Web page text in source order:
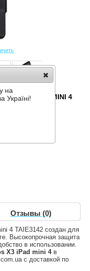
X3 IPAD MINI 4
Отзывы (0)
4 TAIE3142 создан для
Высокопрочная защита
в использовании.
X3 iPad mini 4 в
с доставкой по
на
Україні!